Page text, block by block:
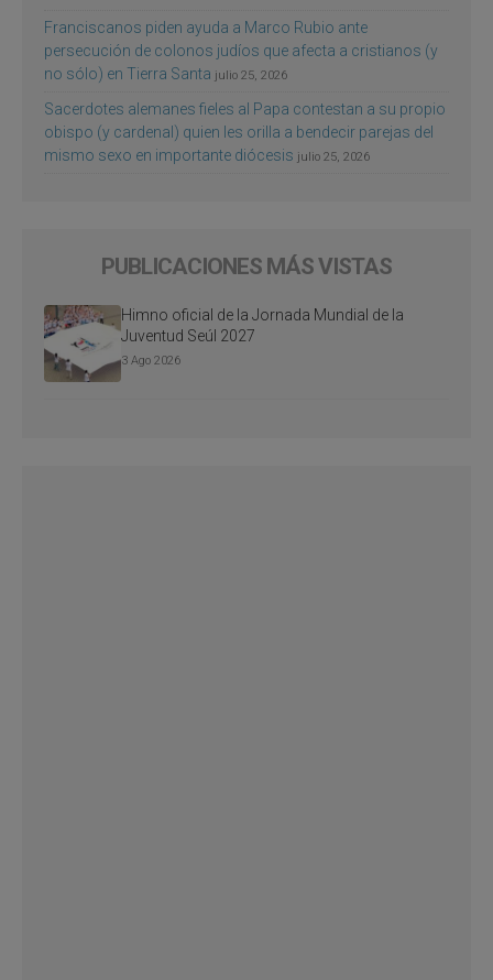
Franciscanos piden ayuda a Marco Rubio ante
persecución de colonos judíos que afecta a cristianos (y
no sólo) en Tierra Santa julio 25, 2026
Sacerdotes alemanes fieles al Papa contestan a su propio
obispo (y cardenal) quien les orilla a bendecir parejas del
mismo sexo en importante diócesis julio 25, 2026
PUBLICACIONES MÁS VISTAS
Himno oficial de la Jornada Mundial de la
Juventud Seúl 2027
3 Ago 2026